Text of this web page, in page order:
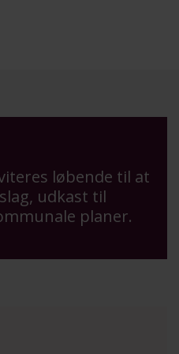
løbende til at
udkast til
planer.